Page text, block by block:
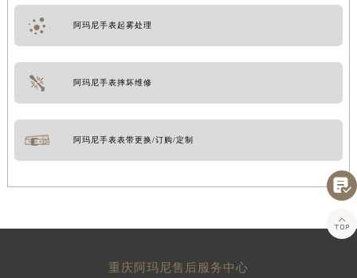
阿玛尼手表起雾处理
阿玛尼手表摔坏维修
阿玛尼手表表带更换/订购/定制
重庆阿玛尼售后服务中心

